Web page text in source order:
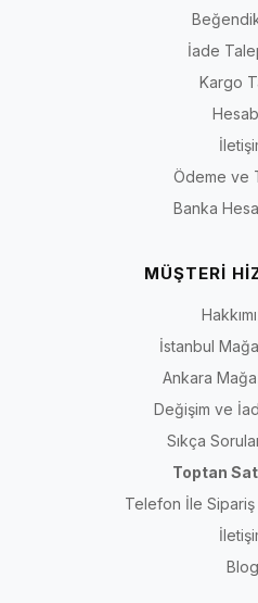
İade
Kargo
Ödeme ve
Banka
MÜŞTERİ
İstanbul
Ankara
Değişim ve
Sıkça
Toptan
Telefon İle Sipariş
Blog